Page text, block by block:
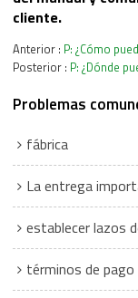
cliente.
Anterior
Posterior
Problemas
fábrica
La entrega
establecer lazos
términos de pago